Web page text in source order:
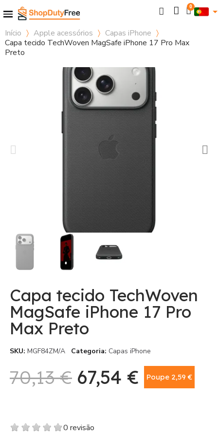
Início Apple acessórios
Capas iPhone
Capa tecido TechWoven MagSafe iPhone 17 Pro Max
Preto
Capa tecido TechWoven
MagSafe iPhone 17 Pro
Max Preto
SKU MGF84ZM/A Categoria Capas iPhone
70,13 € 67,54 € Poupe 2,59 €
0 revisão